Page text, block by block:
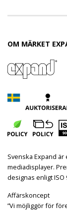
OM MÄRKET
Svenska Expand
mediadisplayer.
designas enligt ISO
Affärskoncept
”Vi möjliggör för